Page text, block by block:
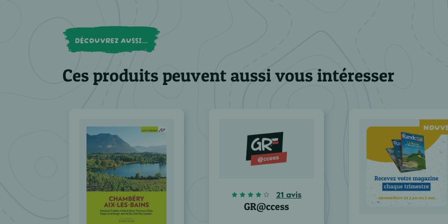
DÉCOUVREZ AUSSI...
Ces produits peuvent aussi vous intéresser
21 avis
GR@ccess